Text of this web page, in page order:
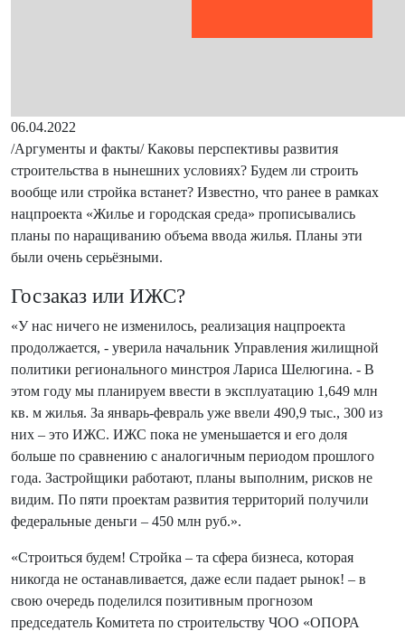
06.04.2022
/Аргументы и факты/ Каковы перспективы развития
строительства в нынешних условиях? Будем ли строить
вообще или стройка встанет? Известно, что ранее в рамках
нацпроекта «Жилье и городская среда» прописывались
планы по наращиванию объема ввода жилья. Планы эти
были очень серьёзными.
Госзаказ или ИЖС?
«У нас ничего не изменилось, реализация нацпроекта
продолжается, - уверила начальник Управления жилищной
политики регионального минстроя Лариса Шелюгина. - В
этом году мы планируем ввести в эксплуатацию 1,649 млн
кв. м жилья. За январь-февраль уже ввели 490,9 тыс., 300 из
них – это ИЖС. ИЖС пока не уменьшается и его доля
больше по сравнению с аналогичным периодом прошлого
года. Застройщики работают, планы выполним, рисков не
видим. По пяти проектам развития территорий получили
федеральные деньги – 450 млн руб.».
«Строиться будем! Стройка – та сфера бизнеса, которая
никогда не останавливается, даже если падает рынок! – в
свою очередь поделился позитивным прогнозом
председатель Комитета по строительству ЧОО «ОПОРА